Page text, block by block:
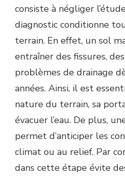
consiste à négliger
diagnostic conditionne
terrain. En effet, un sol
entraîner des fissures,
problèmes de drainage
années. Ainsi, il est
nature du terrain, sa
évacuer l’eau. De plus,
permet d’anticiper les
climat ou au relief. Par
dans cette étape évite